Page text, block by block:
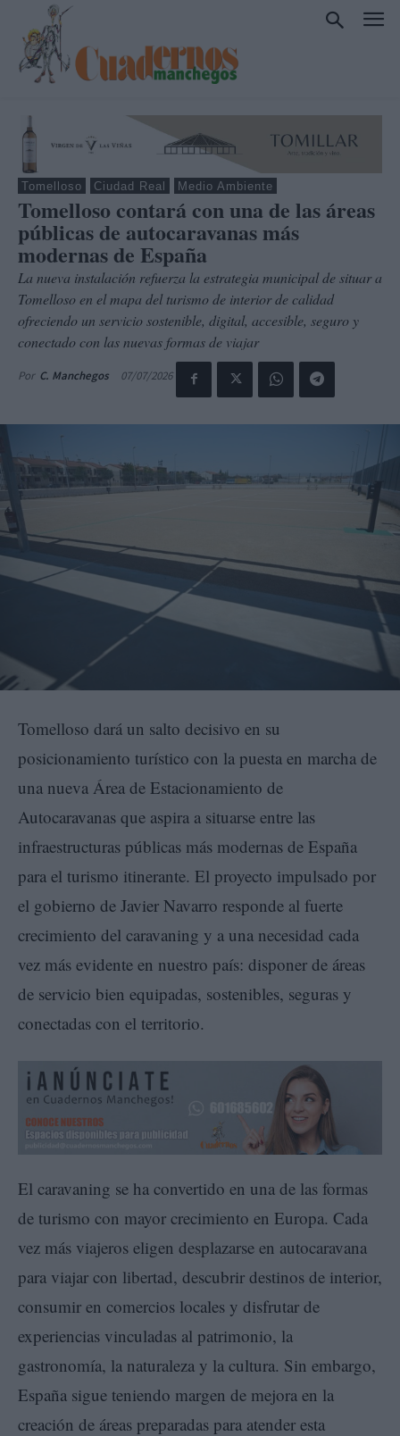
Tomelloso Ciudad Real Medio Ambiente
Tomelloso contará con una de las áreas
públicas de autocaravanas más
modernas de España
La nueva instalación refuerza la estrategia municipal de situar a
Tomelloso en el mapa del turismo de interior de calidad
ofreciendo un servicio sostenible, digital, accesible, seguro y
conectado con las nuevas formas de viajar
Por C. Manchegos 07/07/2026
Tomelloso dará un salto decisivo en su
posicionamiento turístico con la puesta en marcha de
una nueva Área de Estacionamiento de
Autocaravanas que aspira a situarse entre las
infraestructuras públicas más modernas de España
para el turismo itinerante. El proyecto impulsado por
el gobierno de Javier Navarro responde al fuerte
crecimiento del caravaning y a una necesidad cada
vez más evidente en nuestro país: disponer de áreas
de servicio bien equipadas, sostenibles, seguras y
conectadas con el territorio.
El caravaning se ha convertido en una de las formas
de turismo con mayor crecimiento en Europa. Cada
vez más viajeros eligen desplazarse en autocaravana
para viajar con libertad, descubrir destinos de interior,
consumir en comercios locales y disfrutar de
experiencias vinculadas al patrimonio, la
gastronomía, la naturaleza y la cultura. Sin embargo,
España sigue teniendo margen de mejora en la
creación de áreas preparadas para atender esta